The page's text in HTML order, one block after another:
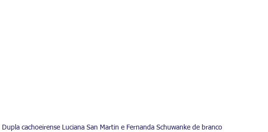
Dupla cachoeirense Luciana San Martin e Fernanda Schuwanke de branco